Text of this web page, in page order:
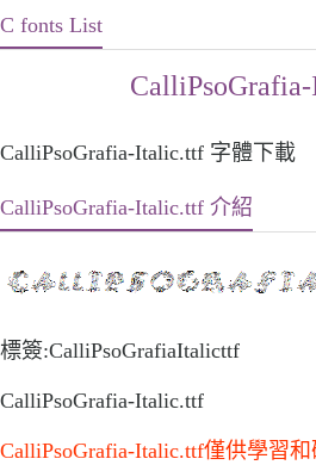
C fonts List
CalliPsoGrafia-Italic.ttf 字體下載
CalliPsoGrafia-Italic.ttf 介紹
標簽:CalliPsoGrafiaItalicttf
CalliPsoGrafia-Italic.ttf
CalliPsoGrafia-Italic.ttf僅供學習